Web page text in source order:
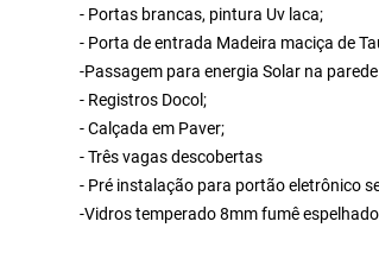
- Portas brancas, pintura Uv laca;
- Porta de entrada Madeira maciça de
-Passagem para energia Solar na
- Registros Docol;
- Calçada em Paver;
- Três vagas descobertas
- Pré instalação para portão eletrônico
-Vidros temperado 8mm fumê